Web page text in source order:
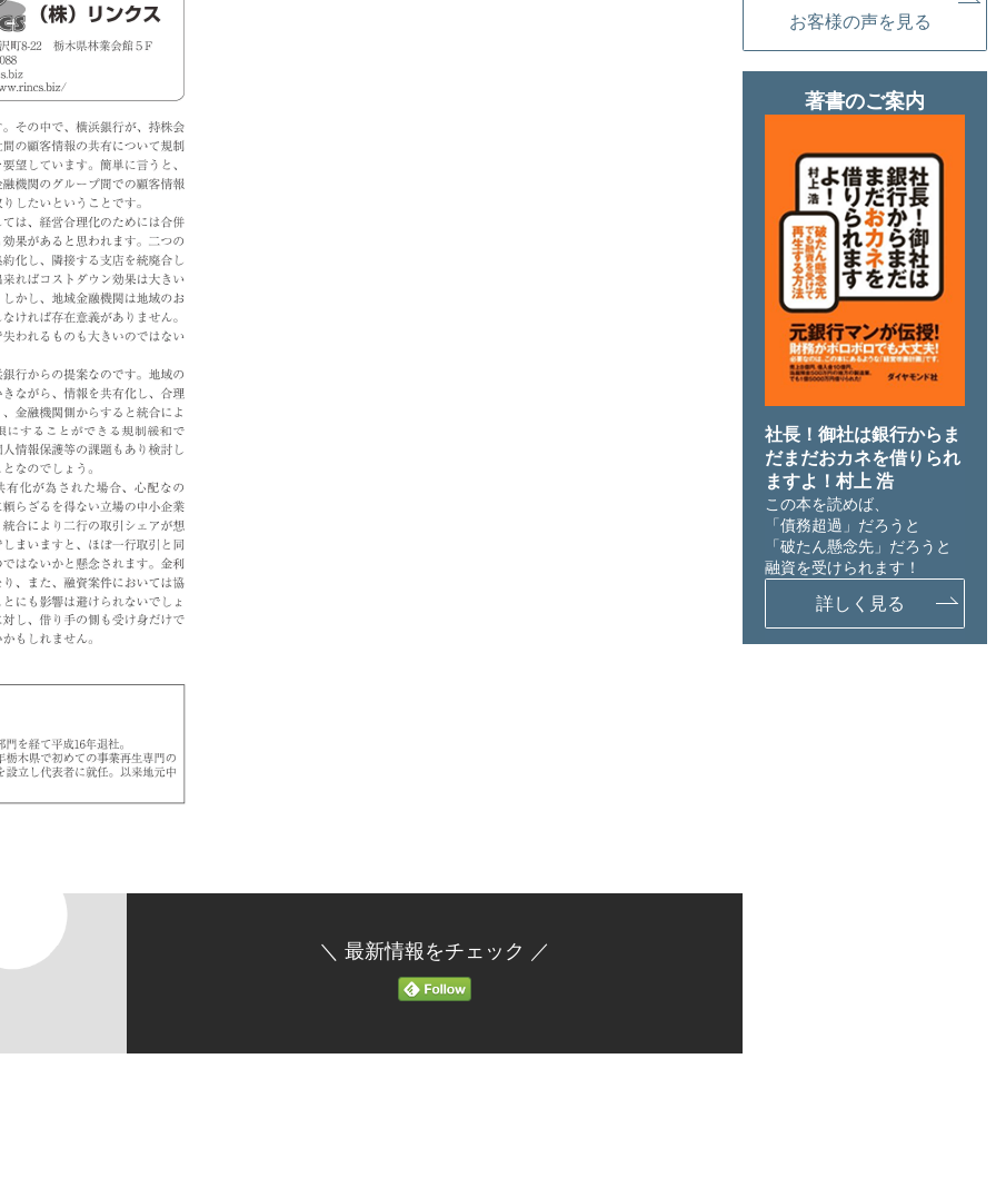
＼ 最新情報をチェック ／
お客様の声を見る
著書のご案内
社長！御社は銀行からま
だまだおカネを借りられ
ますよ！村上 浩
この本を読めば、
「債務超過」だろうと
「破たん懸念先」だろうと
融資を受けられます！
詳しく見る